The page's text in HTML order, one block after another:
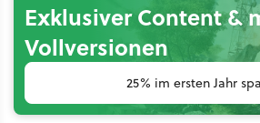
Exklusiver Content &
Vollversionen
25% im ersten Jahr